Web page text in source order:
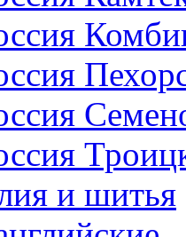
и шитья